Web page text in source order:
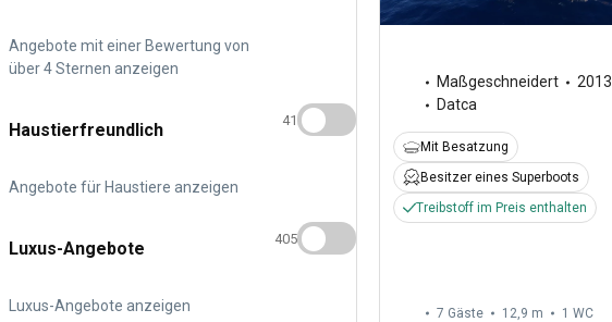
Angebote mit einer Bewertung von
über 4 Sternen anzeigen
Haustierfreundlich
Angebote für Haustiere anzeigen
41
Luxus-Angebote
Luxus-Angebote anzeigen
405
Maßgeschneidert
2013
Datca
Mit Besatzung
Besitzer eines Superboots
Treibstoff im Preis enthalten
7 Gäste 12,9 m 1 WC